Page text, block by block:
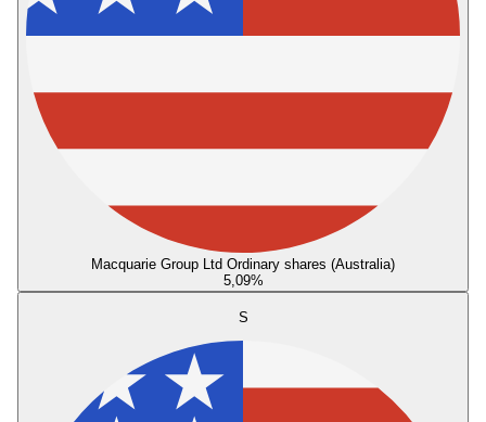
Macquarie Group Ltd Ordinary shares (Australia)
5,09%
S